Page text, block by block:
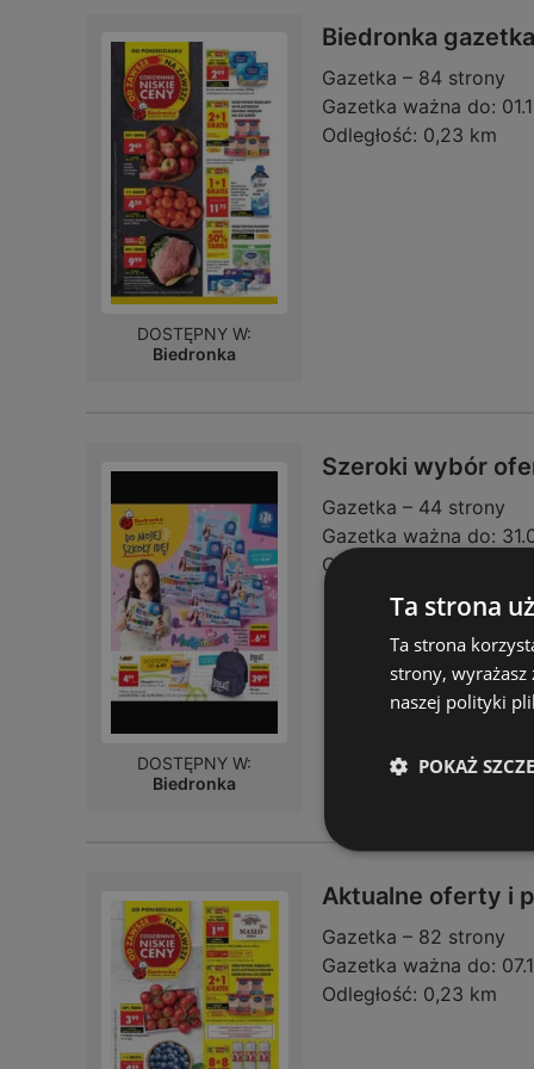
Biedronka gazetka
Gazetka – 84 strony
Gazetka ważna do:
Odległość: 0,23 km
DOSTĘPNY W:
Biedronka
Szeroki wybór
Gazetka – 44 strony
Gazetka ważna do:
Odległość:
DOSTĘPNY W:
Biedronka
Aktualne oferty i
Gazetka – 82 strony
Gazetka ważna do:
Odległość: 0,23 km
Ta strona
Ta strona
strony,
naszej polityki
POKAŻ